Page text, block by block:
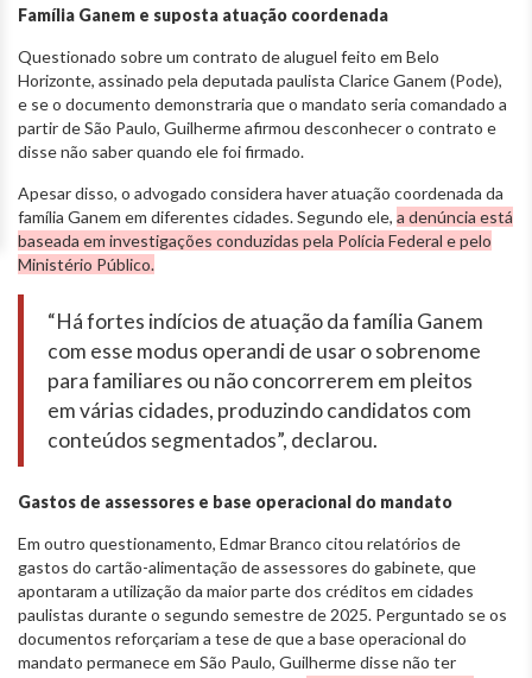
Família Ganem e suposta atuação coordenada
Questionado sobre um contrato de aluguel feito em Belo
Horizonte, assinado pela deputada paulista Clarice Ganem (Pode),
e se o documento demonstraria que o mandato seria comandado a
partir de São Paulo, Guilherme afirmou desconhecer o contrato e
disse não saber quando ele foi firmado.
Apesar disso, o advogado considera haver atuação coordenada da
família Ganem em diferentes cidades. Segundo ele, a denúncia está
baseada em investigações conduzidas pela Polícia Federal e pelo
Ministério Público.
“Há fortes indícios de atuação da família Ganem
com esse modus operandi de usar o sobrenome
para familiares ou não concorrerem em pleitos
em várias cidades, produzindo candidatos com
conteúdos segmentados”, declarou.
Gastos de assessores e base operacional do mandato
Em outro questionamento, Edmar Branco citou relatórios de
gastos do cartão-alimentação de assessores do gabinete, que
apontaram a utilização da maior parte dos créditos em cidades
paulistas durante o segundo semestre de 2025. Perguntado se os
documentos reforçariam a tese de que a base operacional do
mandato permanece em São Paulo, Guilherme disse não ter